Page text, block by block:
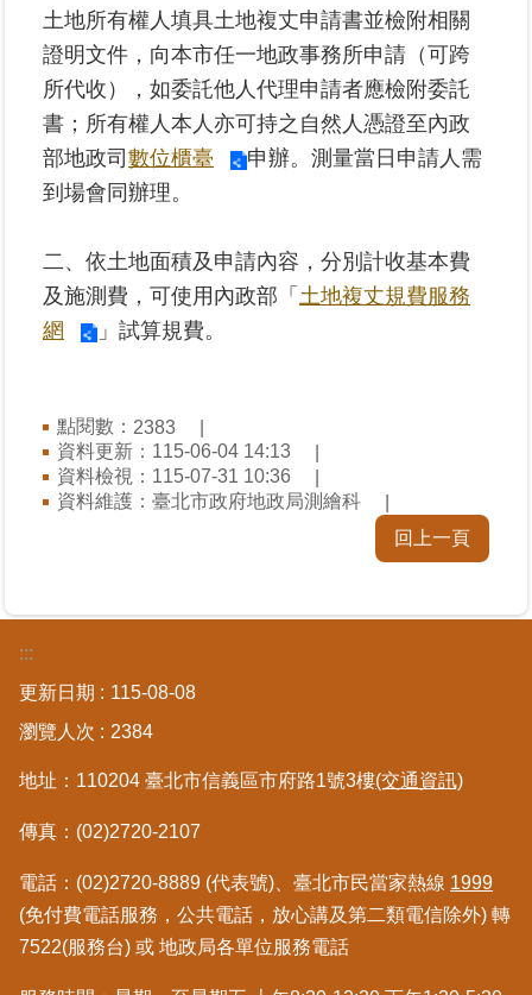
務
專
區
線
上
查
詢
網
路
申
辦
者
專
區
訊
門
關
字
都
更/
政
資
訊
土地所有權人填具土地複丈申請書並檢附相關
證明文件，向本市任一地政事務所申請（可跨
所代收），如委託他人代理申請者應檢附委託
書；所有權人本人亦可持之自然人憑證至內政
部地政司 數位櫃臺
申辦。測量當日申請人需
到場會同辦理。
二、依土地面積及申請內容，分別計收基本費
及施測費，可使用內政部「 土地複丈規費服務
網
」試算規費。
點閱數： 2383
資料更新：115-06-04 14:13
資料檢視：115-07-31 10:36
資料維護：臺北市政府地政局測繪科
回上一頁
:::
更新日期
115-08-08
瀏覽人次
2384
地址：110204 臺北市信義區市府路1號3樓(交通資訊)
傳真：(02)2720-2107
電話：(02)2720-8889 (代表號)、臺北市民當家熱線 1999
(免付費電話服務，公共電話，放心講及第二類電信除外) 轉
7522(服務台) 或 地政局各單位服務電話